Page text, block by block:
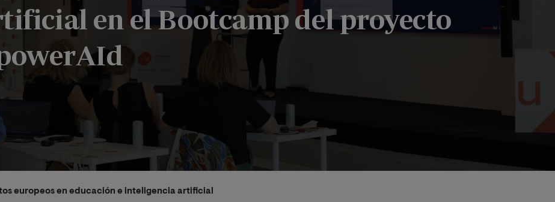
en el Bootcamp del proyecto
europeos en educación e inteligencia artificial en el Bootcamp del proyecto Erasmus+ EmpowerAId